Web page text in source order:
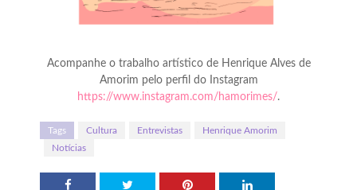
Acompanhe o trabalho artístico de Henrique Alves de
Amorim pelo perfil do Instagram
https://www.instagram.com/hamorimes/.
Tags Cultura Entrevistas
Henrique Amorim
Notícias